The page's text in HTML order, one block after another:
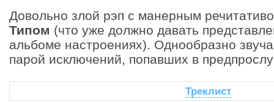
Довольно злой рэп с манерным
Типом (что уже должно давать
альбоме настроениях). Однообразно
парой исключений, попавших в
Треклист